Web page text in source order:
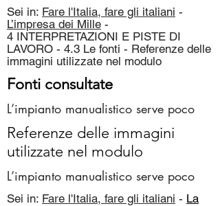
Sei in: Fare l'Italia, fare gli italiani -
L’impresa dei Mille -
4 INTERPRETAZIONI E PISTE DI
LAVORO - 4.3 Le fonti - Referenze delle
immagini utilizzate nel modulo
Fonti consultate
L’impianto manualistico serve poco
Referenze delle immagini
utilizzate nel modulo
L’impianto manualistico serve poco
Sei in: Fare l'Italia, fare gli italiani - La